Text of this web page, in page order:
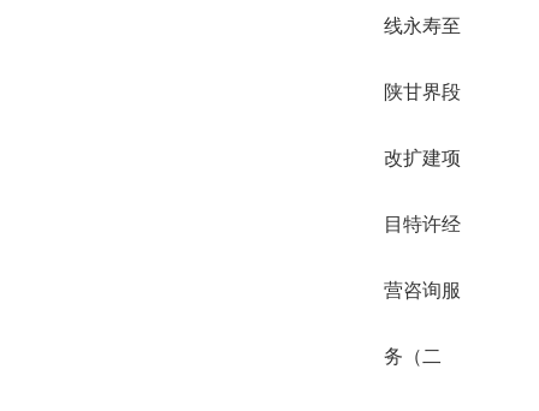
线永寿至
陕甘界段
改扩建项
目特许经
营咨询服
务（二